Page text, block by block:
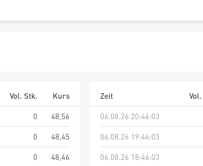
Vol. Stk.
Kurs
0
48,56
0
48,45
0
48,46
Zeit
06.08.26 20:46:03
06.08.26 19:46:03
06.08.26 18:46:03